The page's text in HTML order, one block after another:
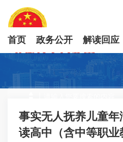
首页 政务公开 解读回应
事实无人抚养儿童
读高中（含中等职